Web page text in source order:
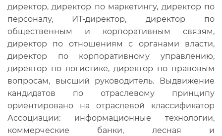
директор, директор по маркетингу, директор по
персоналу, ИТ-директор, директор по
общественным и корпоративным связям,
директор по отношениям с органами власти,
директор по корпоративному управлению,
директор по логистике, директор по правовым
вопросам, высший руководитель. Выдвижение
кандидатов по отраслевому принципу
ориентировано на отраслевой классификатор
Ассоциации: информационные технологии,
коммерческие банки, лесная и